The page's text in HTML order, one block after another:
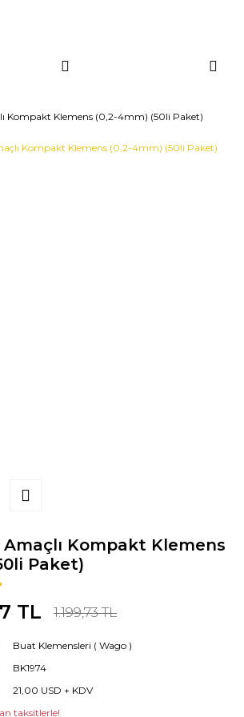
Kompakt Klemens
Paket)
TL 1.199,73 TL
Buat Klemensleri ( Wago )
BK1974
21,00 USD + KDV
taksitlerle!